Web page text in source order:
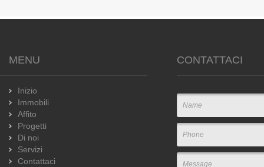
MENU
Inizio
Immobili
Affito
Progetti
Di noi
Servizi
Contattaci
CONTATTACI